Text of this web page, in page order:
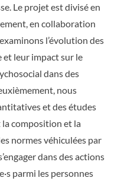
Le projet est divisé en
en collaboration
l’évolution des
et leur impact sur le
dans des
nous
et des études
composition et la
normes véhiculées par
dans des actions
parmi les personnes